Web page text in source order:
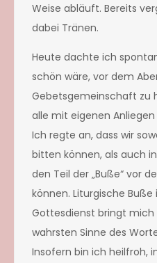
Weise abläuft. Bereits
dabei Tränen.
Heute dachte ich
schön wäre, vor dem
Gebetsgemeinschaft zu
alle mit eigenen
Ich regte an, dass wir
bitten können, als auch
den Teil der „Buße“ vor
können. Liturgische
Gottesdienst bringt mich
wahrsten Sinne des
Insofern bin ich heilfroh,